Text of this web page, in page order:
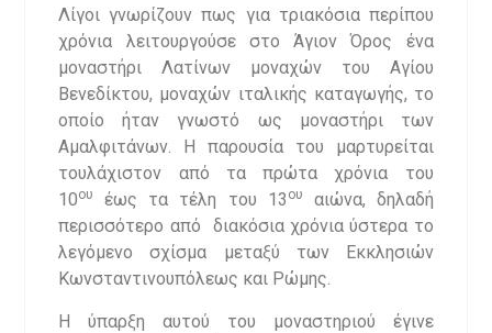
Λίγοι γνωρίζουν πως για τριακόσια περίπου
χρόνια λειτουργούσε στο Άγιον Όρος ένα
μοναστήρι Λατίνων μοναχών του Αγίου
Βενεδίκτου, μοναχών ιταλικής καταγωγής, το
οποίο ήταν γνωστό ως μοναστήρι των
Αμαλφιτάνων. Η παρουσία του μαρτυρείται
τουλάχιστον από τα πρώτα χρόνια του
10ου έως τα τέλη του 13 ου
αιώνα, δηλαδή
περισσότερο από διακόσια χρόνια ύστερα το
λεγόμενο σχίσμα μεταξύ των Εκκλησιών
Κωνσταντινουπόλεως και Ρώμης.
Η ύπαρξη αυτού του μοναστηριού έγινε